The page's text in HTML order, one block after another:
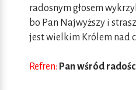
radosnym głosem
bo Pan Najwyższy i
jest wielkim Królem nad
Refren: Pan wśród